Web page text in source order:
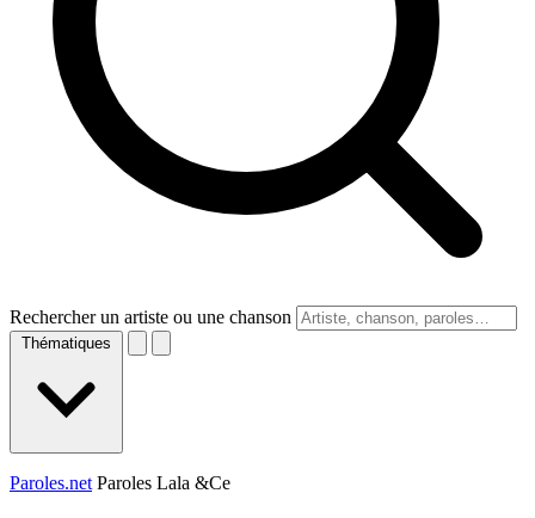
Rechercher un artiste ou une chanson
Thématiques
Paroles.net Paroles Lala &Ce